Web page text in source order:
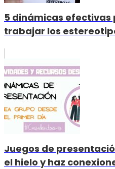
5 dinámicas
trabajar los
Juegos de
el hielo y haz